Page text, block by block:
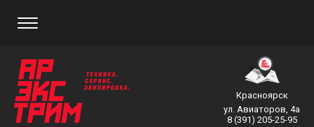
Красноярск
ул. Авиаторов, 4а
8 (391) 205-25-95
ЗАКАЗ ОБРАТНОГО ЗВОНКА
ЗАКАЗАТЬ ЗВОНОК